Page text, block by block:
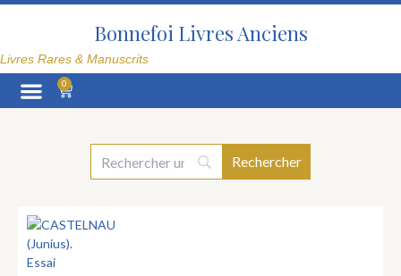
Aller
Bonnefoi Livres Anciens
Livres Rares & Manuscrits
0
Panier